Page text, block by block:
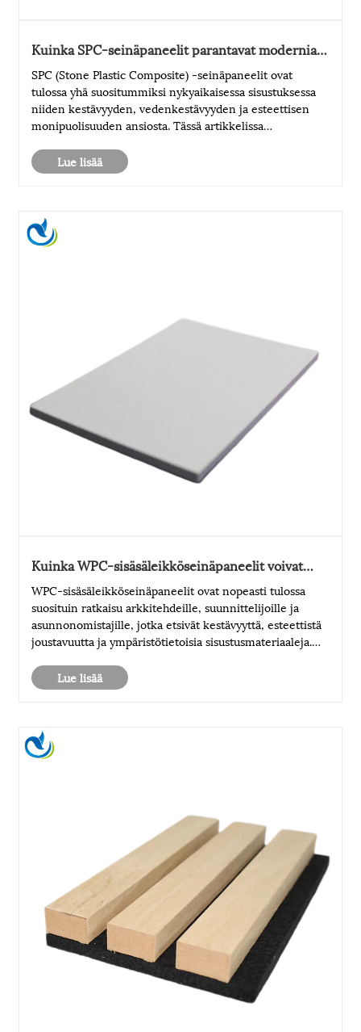
Kuinka SPC-seinäpaneelit parantavat modernia
SPC (Stone Plastic Composite) -seinäpaneelit ovat
tulossa yhä suositummiksi nykyaikaisessa sisustuksessa
niiden kestävyyden, vedenkestävyyden ja esteettisen
monipuolisuuden ansiosta. Tässä artikkelissa
materiaalispesifikaatioita ja vastauksia usein kysyttyihin
k......
Lue lisää
Kuinka WPC-sisäsäleikköseinäpaneelit voivat
WPC-sisäsäleikköseinäpaneelit ovat nopeasti tulossa
suosituin ratkaisu arkkitehdeille, suunnittelijoille ja
asunnonomistajille, jotka etsivät kestävyyttä, esteettistä
joustavuutta ja ympäristötietoisia sisustusmateriaaleja.
ratkaisevat yleisiä k......
Lue lisää